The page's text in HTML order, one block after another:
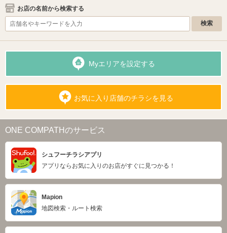
お店の名前から検索する
Myエリアを設定する
お気に入り店舗のチラシを見る
ONE COMPATHのサービス
シュフーチラシアプリ
アプリならお気に入りのお店がすぐに見つかる！
Mapion
地図検索・ルート検索